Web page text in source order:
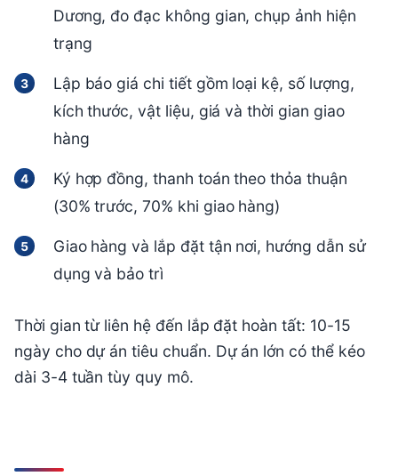
Dương, đo đạc không gian, chụp ảnh hiện
trạng
Lập báo giá chi tiết gồm loại kệ, số lượng,
kích thước, vật liệu, giá và thời gian giao
hàng
Ký hợp đồng, thanh toán theo thỏa thuận
(30% trước, 70% khi giao hàng)
Giao hàng và lắp đặt tận nơi, hướng dẫn sử
dụng và bảo trì
Thời gian từ liên hệ đến lắp đặt hoàn tất: 10-15
ngày cho dự án tiêu chuẩn. Dự án lớn có thể kéo
dài 3-4 tuần tùy quy mô.